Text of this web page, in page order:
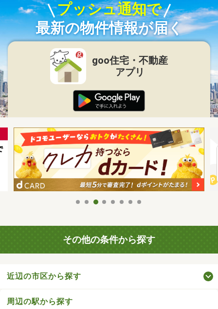
プッシュ通知で
最新の物件情報が届く
goo住宅・不動産
アプリ
その他の条件から探す
近辺の市区から探す
周辺の駅から探す